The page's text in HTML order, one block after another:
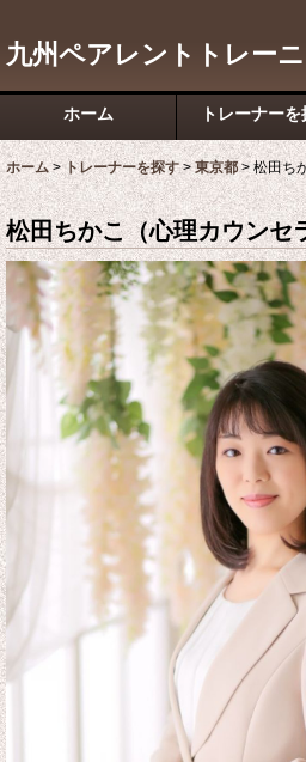
九州ペアレントトレー
ホーム トレーナー
ホーム > トレーナーを探す > 東京都 > 松田ち
松田ちかこ（心理カウンセ